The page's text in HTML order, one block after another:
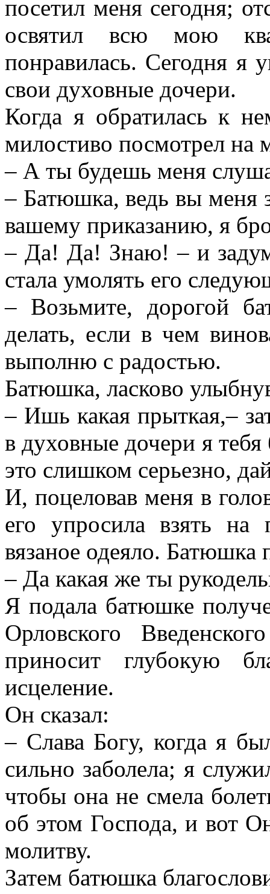
посетил меня сегодня;
освятил всю мою
понравилась. Сегодня я
свои духовные дочери.
Когда я обратилась к
милостиво посмотрел на
– А ты будешь меня
– Батюшка, ведь вы меня
вашему приказанию, я
– Да! Да! Знаю! – и
стала умолять его
– Возьмите, дорогой
делать, если в чем
выполню с радостью.
Батюшка, ласково
– Ишь какая прыткая,–
в духовные дочери я
это слишком серьезно,
И, поцеловав меня в
его упросила взять
вязаное одеяло. Батюшка
– Да какая же ты
Я подала батюшке
Орловского
приносит глубокую
исцеление.
Он сказал:
– Слава Богу, когда я
сильно заболела; я
чтобы она не смела
об этом Господа, и вот
молитву.
Затем батюшка